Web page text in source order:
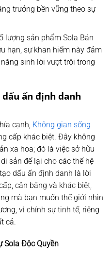
trưởng bền vững theo sự
lượng sản phẩm Sola Bán
hạn, sự khan hiếm này đảm
sinh lời vượt trội trong
ấn định danh
cạnh, Không gian sống
cấp khác biệt. Đây không
xa hoa; đó là việc sở hữu
sản để lại cho các thế hệ
dấu ấn định danh là lời
cân bằng và khác biệt,
mà bạn muốn thế giới nhìn
vì chính sự tinh tế, riêng
cả.
Sola Độc Quyền